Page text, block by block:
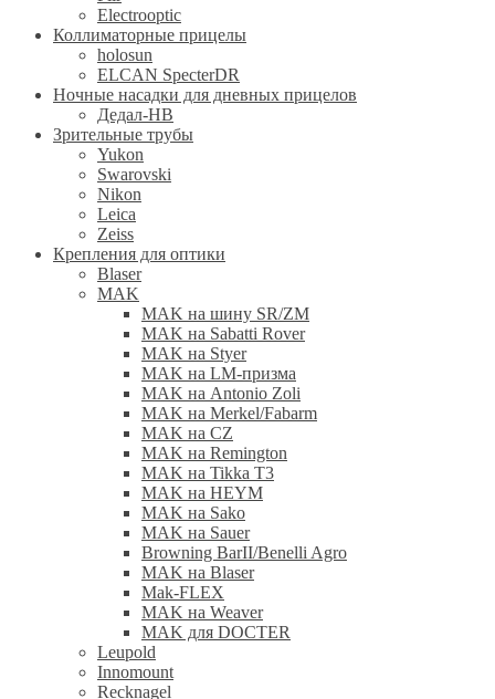
Electrooptic
Коллиматорные прицелы
holosun
ELCAN SpecterDR
Ночные насадки для дневных прицелов
Дедал-НВ
Зрительные трубы
Yukon
Swarovski
Nikon
Leica
Zeiss
Крепления для оптики
Blaser
MAK
MAK на шину SR/ZM
MAK на Sabatti Rover
MAK на Styer
MAK на LM-призма
MAK на Antonio Zoli
MAK на Merkel/Fabarm
MAK на CZ
MAK на Remington
MAK на Tikka T3
MAK на HEYM
MAK на Sako
MAK на Sauer
Browning BarII/Benelli Agro
MAK на Blaser
Mak-FLEX
MAK на Weaver
MAK для DOCTER
Leupold
Innomount
Recknagel